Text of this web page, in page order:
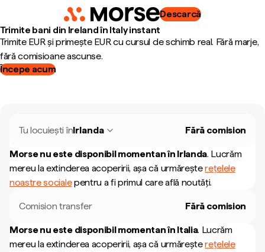
Descarcă
Trimite bani din Ireland în Italy instant
Trimite EUR și primește EUR cu cursul de schimb real. Fără marje,
fără comisioane ascunse.
Începe acum
Tu locuiești înIrlanda Fără comision
Morse nu este disponibil momentan în Irlanda. Lucrăm
mereu la extinderea acoperirii, așa că urmăreșterețelele
noastre socialepentru a fi primul care află noutăți.
Comision transfer Fără comision
Morse nu este disponibil momentan în Italia. Lucrăm
mereu la extinderea acoperirii, așa că urmăreșterețelele